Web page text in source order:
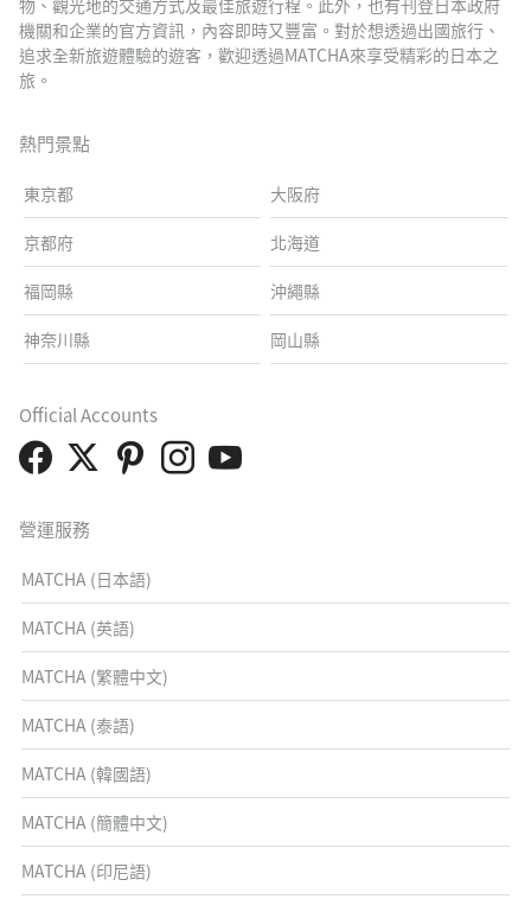
物、觀光地的交通方式及最佳旅遊行程。此外，也有刊登日本政府
機關和企業的官方資訊，內容即時又豐富。對於想透過出國旅行、
追求全新旅遊體驗的遊客，歡迎透過MATCHA來享受精彩的日本之
旅。
熱門景點
東京都 大阪府
京都府 北海道
福岡縣 沖繩縣
神奈川縣 岡山縣
營運服務
MATCHA (日本語)
MATCHA (英語)
MATCHA (繁體中文)
MATCHA (泰語)
MATCHA (韓國語)
MATCHA (簡體中文)
MATCHA (印尼語)
Official Accounts